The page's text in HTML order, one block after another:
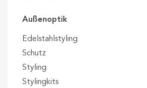
Außenoptik
Edelstahlstyling
Schutz
Styling
Stylingkits